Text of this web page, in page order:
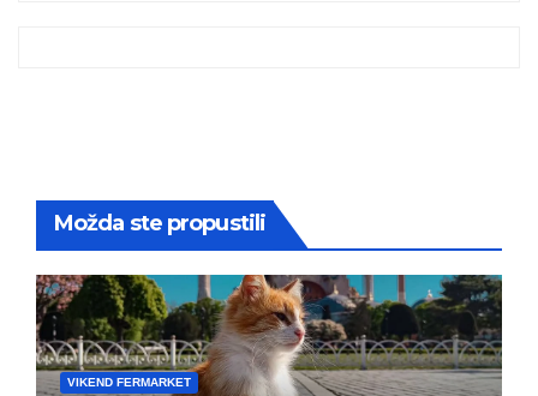
Možda ste propustili
VIKEND FERMARKET